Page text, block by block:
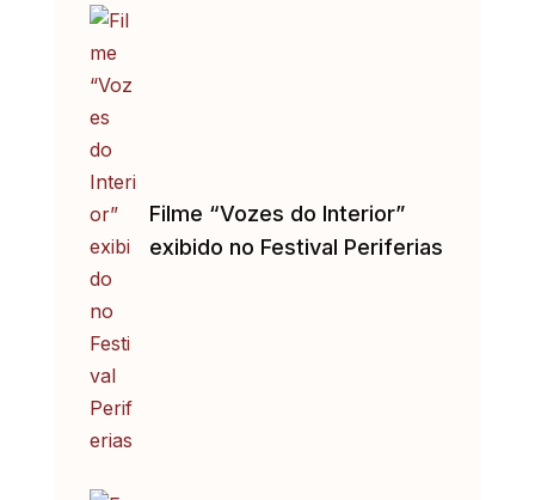
Filme “Vozes do Interior”
exibido no Festival Periferias